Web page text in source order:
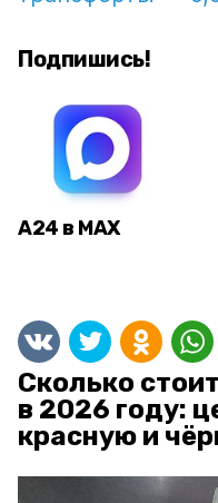
Подпишись!
А24 в MAX
Сколько
в 2026 году:
красную и